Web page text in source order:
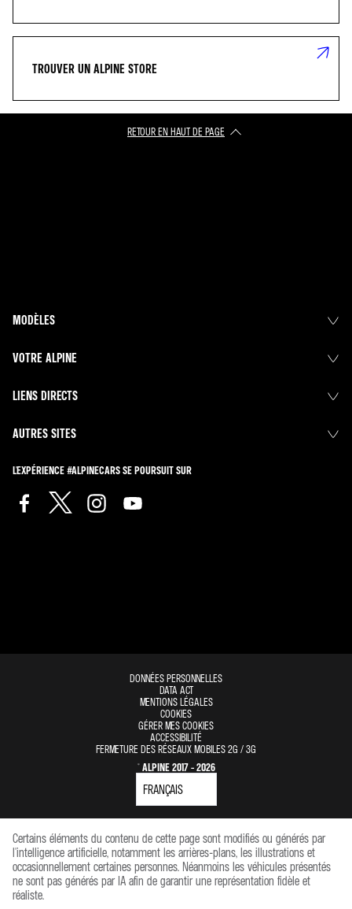
TROUVER UN ALPINE STORE
RETOUR EN HAUT DE PAGE​
MODÈLES
VOTRE ALPINE
LIENS DIRECTS
AUTRES SITES
L'EXPÉRIENCE #ALPINECARS SE POURSUIT SUR
DONNÉES PERSONNELLES
DATA ACT
MENTIONS LÉGALES
COOKIES
GÉRER MES COOKIES
ACCESSIBILITÉ
FERMETURE DES RÉSEAUX MOBILES 2G / 3G
© ALPINE 2017 - 2026
Certains éléments du contenu de cette page sont modifiés ou générés par
l'intelligence artificielle, notamment les arrières-plans, les illustrations et
occasionnellement certaines personnes. Néanmoins les véhicules présentés
ne sont pas générés par IA afin de garantir une représentation fidèle et
réaliste.